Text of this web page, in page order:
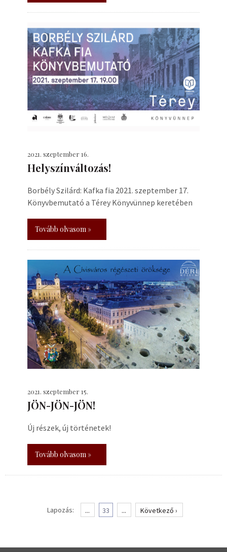
2021. szeptember 16.
Helyszínváltozás!
Borbély Szilárd: Kafka fia 2021. szeptember 17.
Könyvbemutató a Térey Könyvünnep keretében
Tovább olvasom »
2021. szeptember 15.
JÖN-JÖN-JÖN!
Új részek, új történetek!
Tovább olvasom »
Lapozás: ... 33 ... Következő ›